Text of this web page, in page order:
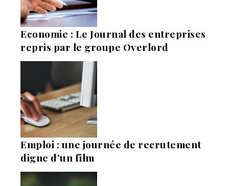
Economie : Le Journal des entreprises
repris par le groupe Overlord
Emploi : une journée de recrutement
digne d’un film